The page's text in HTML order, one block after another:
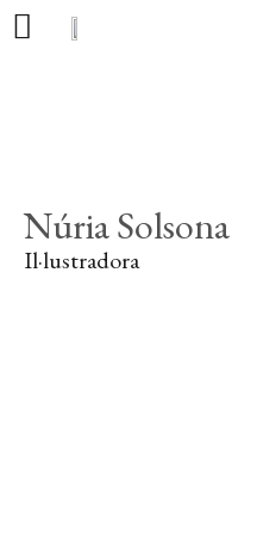
Núria Solsona
Il·lustradora